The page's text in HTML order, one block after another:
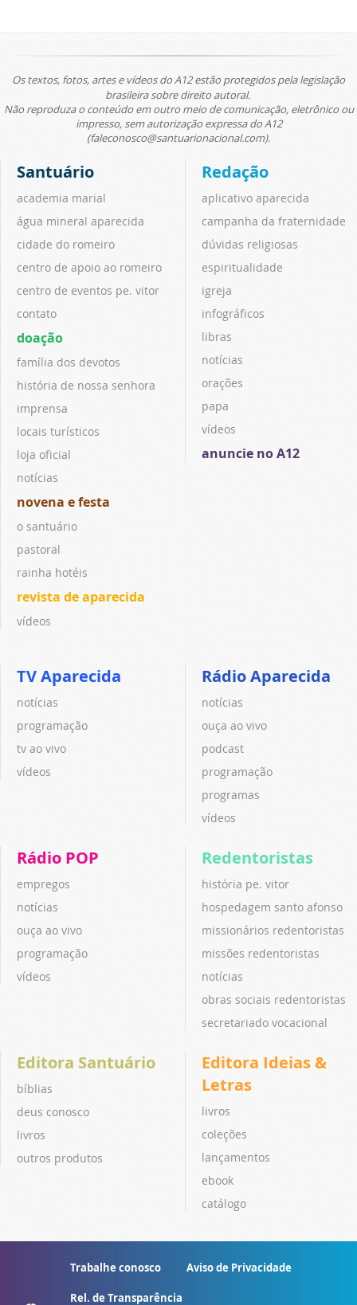
Os textos, fotos, artes e vídeos do A12 estão protegidos pela legislação
brasileira sobre direito autoral.
Não reproduza o conteúdo em outro meio de comunicação, eletrônico ou
impresso, sem autorização expressa do A12
(faleconosco@santuarionacional.com).
Santuário
academia marial
água mineral aparecida
cidade do romeiro
centro de apoio ao romeiro
centro de eventos pe. vitor
contato
doação
família dos devotos
história de nossa senhora
imprensa
locais turísticos
loja oficial
notícias
novena e festa
o santuário
pastoral
rainha hotéis
revista de aparecida
vídeos
Redação
aplicativo aparecida
campanha da fraternidade
dúvidas religiosas
espiritualidade
igreja
infográficos
libras
notícias
orações
papa
vídeos
anuncie no A12
TV Aparecida
notícias
programação
tv ao vivo
vídeos
Rádio Aparecida
notícias
ouça ao vivo
podcast
programação
programas
vídeos
Rádio POP
empregos
notícias
ouça ao vivo
programação
vídeos
Redentoristas
história pe. vitor
hospedagem santo afonso
missionários redentoristas
missões redentoristas
notícias
obras sociais redentoristas
secretariado vocacional
Editora Santuário
bíblias
deus conosco
livros
outros produtos
Editora Ideias &
Letras
livros
coleções
lançamentos
ebook
catálogo
Trabalhe conosco Aviso de Privacidade
Rel. de Transparência